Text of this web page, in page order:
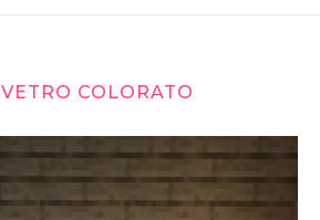
VETRO COLORATO